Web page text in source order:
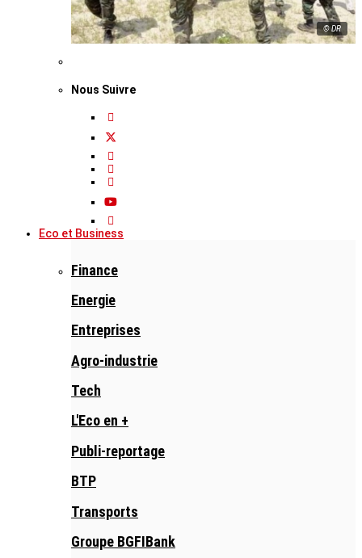
© DR
Nous Suivre
Eco et Business
Finance
Energie
Entreprises
Agro-industrie
Tech
L'Eco en +
Publi-reportage
BTP
Transports
Groupe BGFIBank